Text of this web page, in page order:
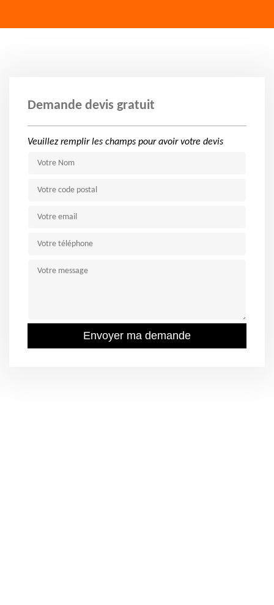
Demande devis gratuit
Veuillez remplir les champs pour avoir votre devis